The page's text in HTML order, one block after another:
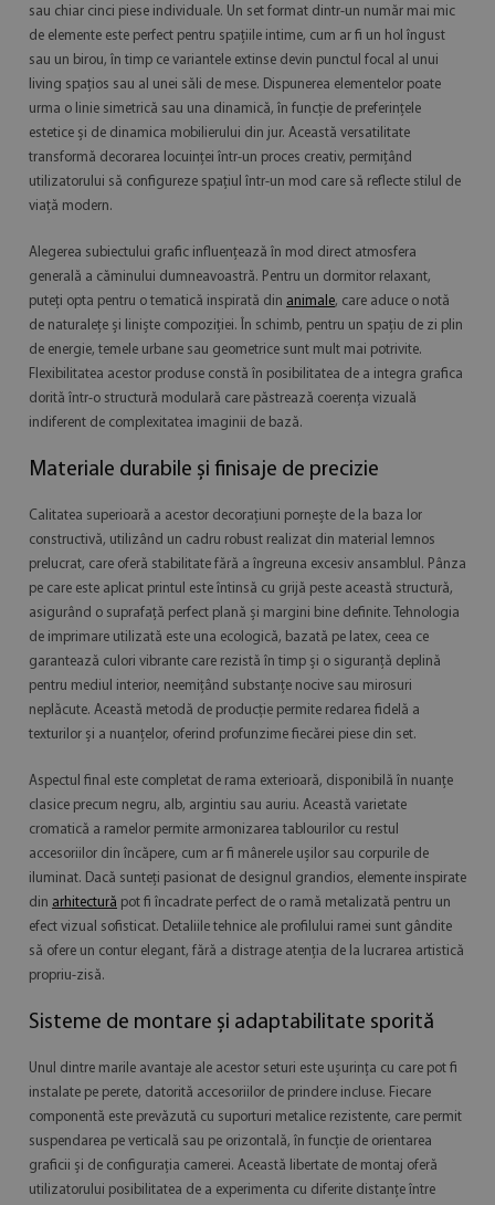
sau chiar cinci piese individuale. Un set format dintr-un număr mai mic
de elemente este perfect pentru spațiile intime, cum ar fi un hol îngust
sau un birou, în timp ce variantele extinse devin punctul focal al unui
living spațios sau al unei săli de mese. Dispunerea elementelor poate
urma o linie simetrică sau una dinamică, în funcție de preferințele
estetice și de dinamica mobilierului din jur. Această versatilitate
transformă decorarea locuinței într-un proces creativ, permițând
utilizatorului să configureze spațiul într-un mod care să reflecte stilul de
viață modern.
Alegerea subiectului grafic influențează în mod direct atmosfera
generală a căminului dumneavoastră. Pentru un dormitor relaxant,
puteți opta pentru o tematică inspirată din animale, care aduce o notă
de naturalețe și liniște compoziției. În schimb, pentru un spațiu de zi plin
de energie, temele urbane sau geometrice sunt mult mai potrivite.
Flexibilitatea acestor produse constă în posibilitatea de a integra grafica
dorită într-o structură modulară care păstrează coerența vizuală
indiferent de complexitatea imaginii de bază.
Materiale durabile și finisaje de precizie
Calitatea superioară a acestor decorațiuni pornește de la baza lor
constructivă, utilizând un cadru robust realizat din material lemnos
prelucrat, care oferă stabilitate fără a îngreuna excesiv ansamblul. Pânza
pe care este aplicat printul este întinsă cu grijă peste această structură,
asigurând o suprafață perfect plană și margini bine definite. Tehnologia
de imprimare utilizată este una ecologică, bazată pe latex, ceea ce
garantează culori vibrante care rezistă în timp și o siguranță deplină
pentru mediul interior, neemițând substanțe nocive sau mirosuri
neplăcute. Această metodă de producție permite redarea fidelă a
texturilor și a nuanțelor, oferind profunzime fiecărei piese din set.
Aspectul final este completat de rama exterioară, disponibilă în nuanțe
clasice precum negru, alb, argintiu sau auriu. Această varietate
cromatică a ramelor permite armonizarea tablourilor cu restul
accesoriilor din încăpere, cum ar fi mânerele ușilor sau corpurile de
iluminat. Dacă sunteți pasionat de designul grandios, elemente inspirate
din arhitectură pot fi încadrate perfect de o ramă metalizată pentru un
efect vizual sofisticat. Detaliile tehnice ale profilului ramei sunt gândite
să ofere un contur elegant, fără a distrage atenția de la lucrarea artistică
propriu-zisă.
Sisteme de montare și adaptabilitate sporită
Unul dintre marile avantaje ale acestor seturi este ușurința cu care pot fi
instalate pe perete, datorită accesoriilor de prindere incluse. Fiecare
componentă este prevăzută cu suporturi metalice rezistente, care permit
suspendarea pe verticală sau pe orizontală, în funcție de orientarea
graficii și de configurația camerei. Această libertate de montaj oferă
utilizatorului posibilitatea de a experimenta cu diferite distanțe între